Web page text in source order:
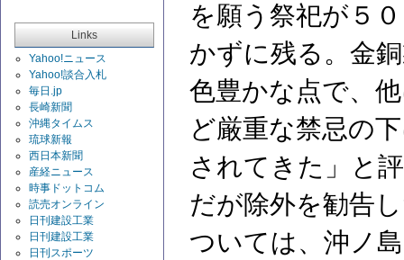
Links
Yahoo!ニュース
Yahoo!談合入札
毎日.jp
長崎新聞
沖縄タイムス
琉球新報
西日本新聞
産経ニュース
時事ドットコム
読売オンライン
日刊建設工業
日刊建設工業
日刊スポーツ
を願う祭祀が５
かずに残る。金
色豊かな点で、
ど厳重な禁忌の
されてきた」と
だが除外を勧告
ついては、沖ノ